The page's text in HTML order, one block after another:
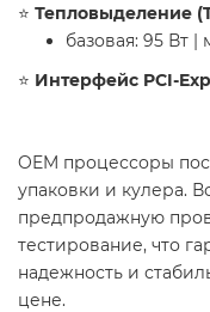
⭐️ Тепловыделение
базовая: 95 Вт |
⭐️ Интерфейс PCI-
​OEM процессоры
упаковки и кулера.
предпродажную
тестирование, что
надежность и
цене.